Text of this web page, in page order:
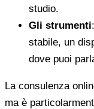
studio.
Gli strumenti
stabile, un
dove puoi
La consulenza
ma è